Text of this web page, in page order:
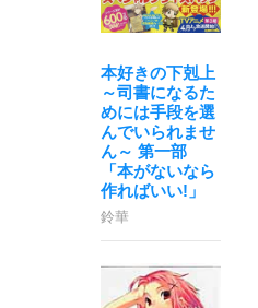
本好きの下剋上
～司書になるた
めには手段を選
んでいられませ
ん～ 第一部
「本がないなら
作ればいい!」
鈴華